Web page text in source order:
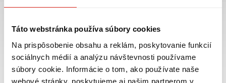
Táto webstránka používa súbory cookies
Na prispôsobenie obsahu a reklám, poskytovanie funkcií
sociálnych médií a analýzu návštevnosti používame
súbory cookie. Informácie o tom, ako používate naše
webové stránky, poskytujeme aj našim partnerom v
Útulný plastový pelech Ferplast pre psov s rozmerom 93,5 x 68 x
28,5 cm.
Má vysoký okraj so zaobleným lemom, protišmykové gumové
pätky a dierované dno, ktoré umožňuje cirkuláciu vzduchu.